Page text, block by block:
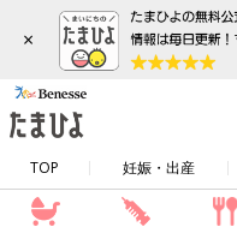
×
TOP 妊娠・出産